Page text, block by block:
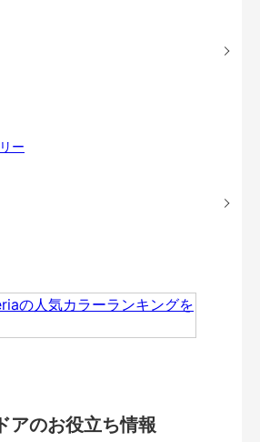
アのお役立ち情報